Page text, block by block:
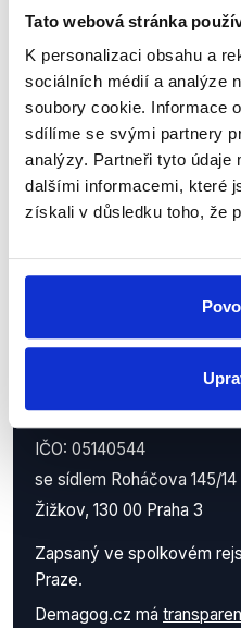
Tato webová stránka
K personalizaci obsahu a
sociálních médií a analýze
soubory cookie. Informace
sdílíme se svými partnery
analýzy. Partneři tyto údaje
dalšími informacemi, které
získali v důsledku toho, že
Sociální sítě
Nenechte si ujít
z Demagog.cz.
příspěvků
práci.
Demagog.cz, z.s.
IČO: 05140544
se sídlem Roháčova 145/14
Žižkov, 130 00 Praha 3
Zapsaný ve spolkovém
Praze.
Demagog.cz má